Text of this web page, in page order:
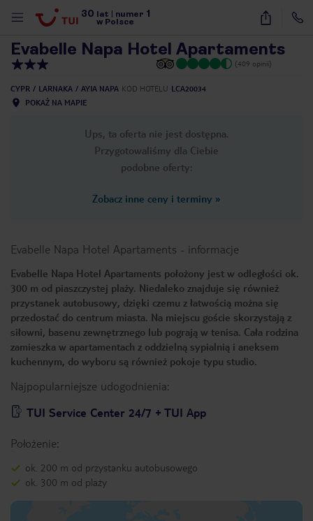
30 lat numer 1
w Polsce
31
Evabelle Napa Hotel Apartaments
(409 opinii)
CYPR LARNAKA AYIA NAPA KOD HOTELU LCA20034
POKAŻ NA MAPIE
Ups, ta oferta nie jest dostępna.
Przygotowaliśmy dla Ciebie
podobne oferty:
Zobacz inne ceny i terminy »
Evabelle Napa Hotel Apartaments - informacje
Evabelle Napa Hotel Apartaments położony jest w odległości ok.
300 m od piaszczystej plaży. Niedaleko znajduje się również
przystanek autobusowy, dzięki czemu z łatwością można się
przedostać do centrum miasta. Na miejscu goście skorzystają z
siłowni, basenu zewnętrznego lub pograją w tenisa. Cała rodzina
zamieszka w apartamentach z oddzielną sypialnią i aneksem
kuchennym, do wyboru są również pokoje typu studio.
Najpopularniejsze udogodnienia:
TUI Service Center 24/7 + TUI App
Położenie:
ok. 200 m od przystanku autobusowego
ok. 300 m od plaży